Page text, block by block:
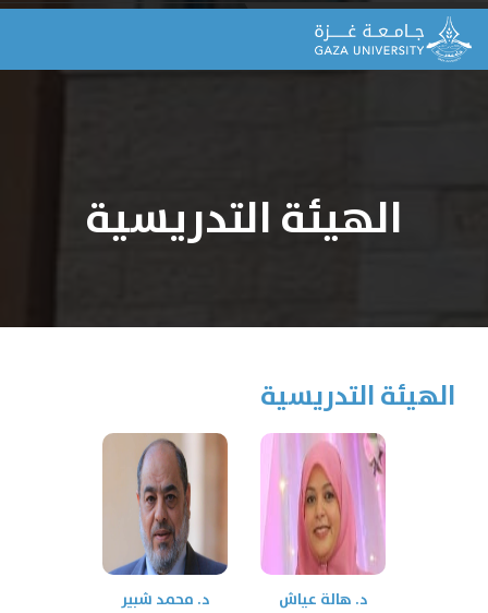
الهيئة التدريسية
الهيئة التدريسية
د. هالة عياش د. محمد شبير